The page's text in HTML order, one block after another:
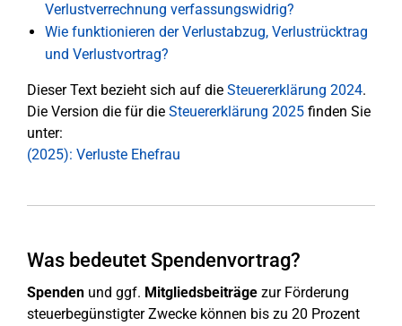
Verlustverrechnung verfassungswidrig?
Wie funktionieren der Verlustabzug, Verlustrücktrag
und Verlustvortrag?
Dieser Text bezieht sich auf die Steuererklärung 2024.
Die Version die für die Steuererklärung 2025 finden Sie
unter:
(2025): Verluste Ehefrau
Was bedeutet Spendenvortrag?
Spenden und ggf. Mitgliedsbeiträge zur Förderung
steuerbegünstigter Zwecke können bis zu 20 Prozent